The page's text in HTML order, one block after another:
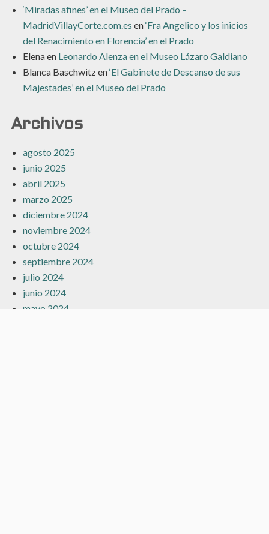
‘Miradas afines’ en el Museo del Prado –
MadridVillayCorte.com.es en‘Fra Angelico y los inicios
del Renacimiento en Florencia’ en el Prado
Elenaen Leonardo Alenza en el Museo Lázaro Galdiano
Blanca Baschwitzen‘El Gabinete de Descanso de sus
Majestades’ en el Museo del Prado
Archivos
agosto 2025
junio 2025
abril 2025
marzo 2025
diciembre 2024
noviembre 2024
octubre 2024
septiembre 2024
julio 2024
junio 2024
mayo 2024